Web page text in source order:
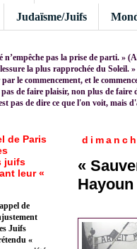
Judaïsme/Juifs
n’empêche pas la prise de parti. »
la plus rapprochée du Soleil.
le commencement, et le
pas de faire plaisir, non plus de
pas de dire ce que l'on voit, mais
«
Hayoun
de Paris
juifs
leur «
de
Juifs
«